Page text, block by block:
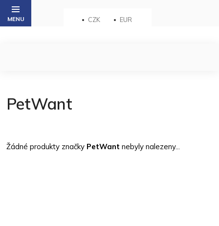
Přejít
obsah
CZK EUR
PetWant
Žádné produkty značky PetWant nebyly nalezeny...